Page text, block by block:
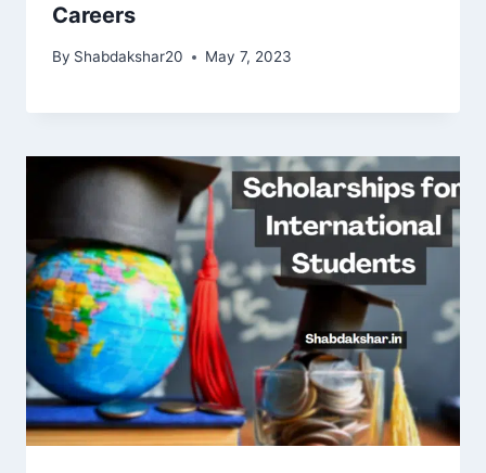
Careers
By Shabdakshar20 May 7, 2023